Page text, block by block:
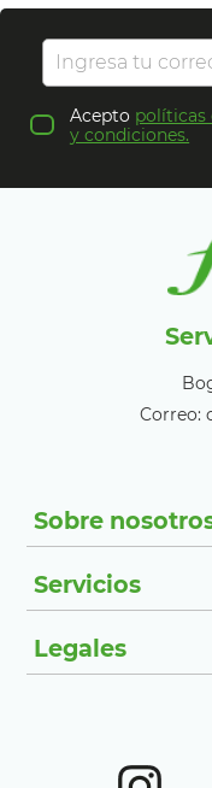
Acepto políticas
y condiciones.
Correo:
Sobre
Servicios
Legales